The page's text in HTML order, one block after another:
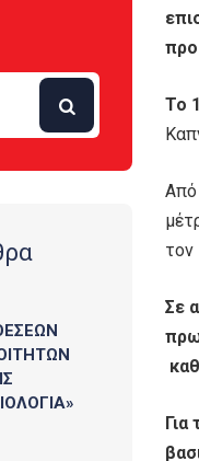
Το
Από
τον
Σε